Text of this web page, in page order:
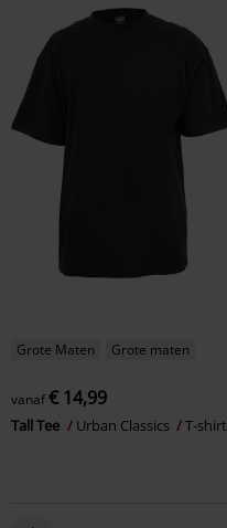
Grote Maten Grote maten
vanaf€ 14,99
Tall Tee Urban Classics T-shirt